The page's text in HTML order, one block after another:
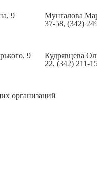
9
Мунгалова
37-58, (342)
9
Кудрявцева
22, (342) 211-
организаций